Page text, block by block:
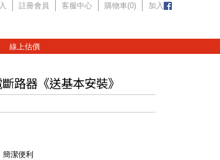
註冊會員 客服中心 購物車(0) 加入
線上估價
路器《送基本安裝》
潔便利